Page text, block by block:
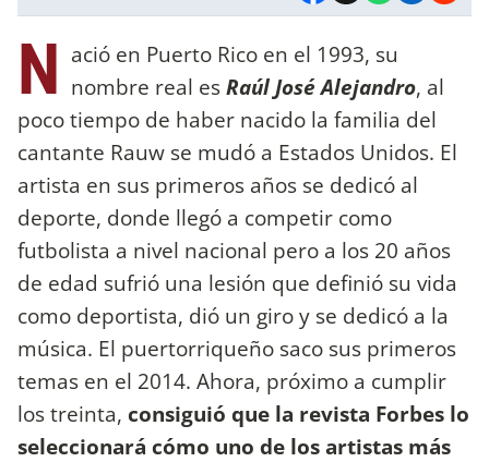
N ació en Puerto Rico en el 1993, su
nombre real esRaúl José Alejandro, al
poco tiempo de haber nacido la familia del
cantante Rauw se mudó a Estados Unidos. El
artista en sus primeros años se dedicó al
deporte, donde llegó a competir como
futbolista a nivel nacional pero a los 20 años
de edad sufrió una lesión que definió su vida
como deportista, dió un giro y se dedicó a la
música. El puertorriqueño saco sus primeros
temas en el 2014. Ahora, próximo a cumplir
los treinta, consiguió que la revista Forbes lo
seleccionará cómo uno de los artistas más